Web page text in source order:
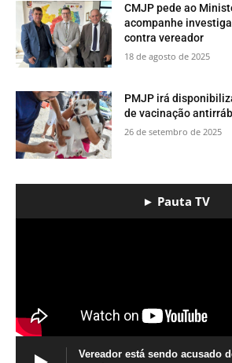
CMJP pede ao
acompanhe
contra vereador
18 de agosto de 2025
PMJP irá
de vacinação
26 de setembro de 2025
► Pauta TV
Vereador está sendo acusado